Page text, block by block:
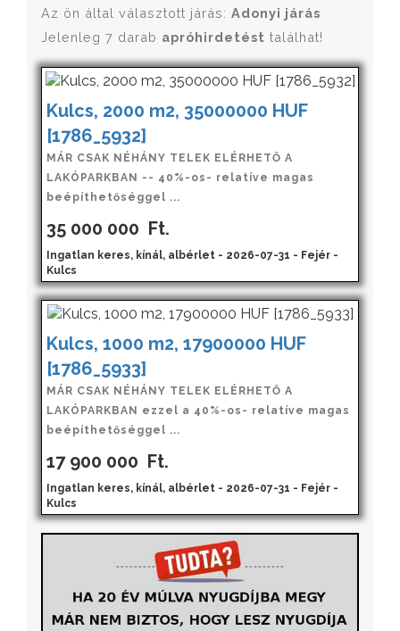
Az ön által választott járás: Adonyi járás
Jelenleg 7 darab apróhirdetést találhat!
Kulcs, 2000 m2, 35000000 HUF
[1786_5932]
MÁR CSAK NÉHÁNY TELEK ELÉRHETŐ A
LAKÓPARKBAN -- 40%-os- relatíve magas
beépíthetőséggel ...
35 000 000 Ft.
Ingatlan keres, kínál, albérlet - 2026-07-31 - Fejér -
Kulcs
Kulcs, 1000 m2, 17900000 HUF
[1786_5933]
MÁR CSAK NÉHÁNY TELEK ELÉRHETŐ A
LAKÓPARKBAN ezzel a 40%-os- relatíve magas
beépíthetőséggel ...
17 900 000 Ft.
Ingatlan keres, kínál, albérlet - 2026-07-31 - Fejér -
Kulcs